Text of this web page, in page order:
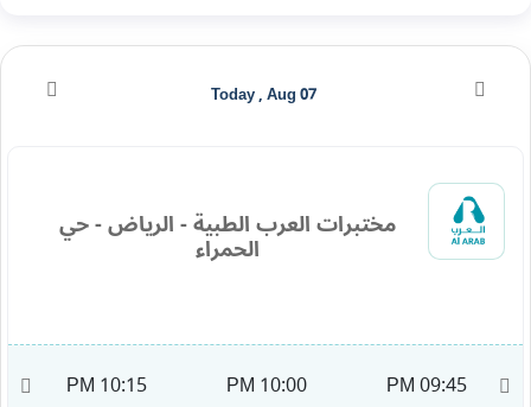
مختبرات العرب الطبية - الرياض - حي
الحمراء
09:45 PM
10:00 PM
10:15 PM